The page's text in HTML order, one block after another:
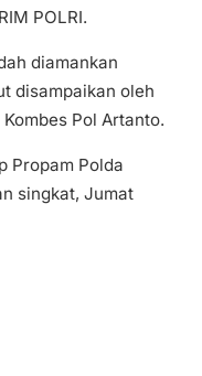
POLRI.
diamankan
disampaikan oleh
Pol Artanto.
Propam Polda
singkat, Jumat